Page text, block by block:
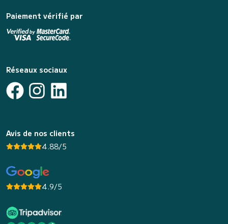
Paiement vérifié par
Réseaux sociaux
Avis de nos clients
4.88/5
4.9/5